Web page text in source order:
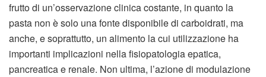
frutto di un’osservazione clinica costante, in quanto la
pasta non è solo una fonte disponibile di carboidrati, ma
anche, e soprattutto, un alimento la cui utilizzazione ha
importanti implicazioni nella fisiopatologia epatica,
pancreatica e renale. Non ultima, l’azione di modulazione